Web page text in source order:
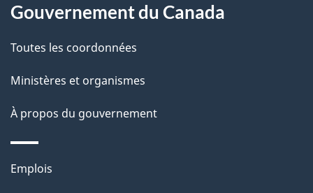
p
a
g
e
Gouvernement du Canada
Toutes les coordonnées
Ministères et organismes
À propos du gouvernement
Thèmes
Emplois